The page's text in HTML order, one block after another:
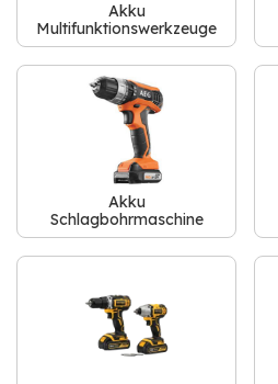
Akku
Multifunktionswerkzeuge
Akku
Schlagbohrmaschine